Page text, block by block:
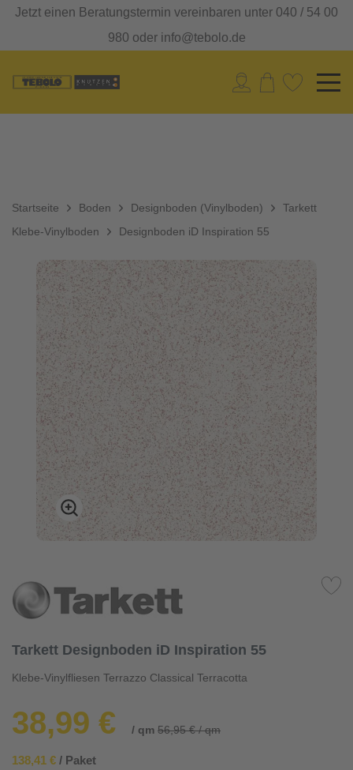
Jetzt einen Beratungstermin vereinbaren unter 040 / 54 00
980 oder info@tebolo.de
Startseite Boden
Designboden (Vinylboden)
Klebe-Vinylboden
Tarkett
Designboden iD Inspiration 55
Tarkett Designboden iD Inspiration 55
Klebe-Vinylfliesen Terrazzo Classical Terracotta
38,99 € / qm 56,95 € / qm
138,41 € / Paket